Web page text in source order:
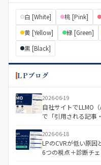
白 [White] 桃 [Pink]
黄 [Yellow]
緑 [Green]
黒 [Black]
LPブログ
2026-06-19
自社サイトでLLMO
で「引用される記事
2026-06-18
LPのCVRが低い原因
6つの視点＋診断チ